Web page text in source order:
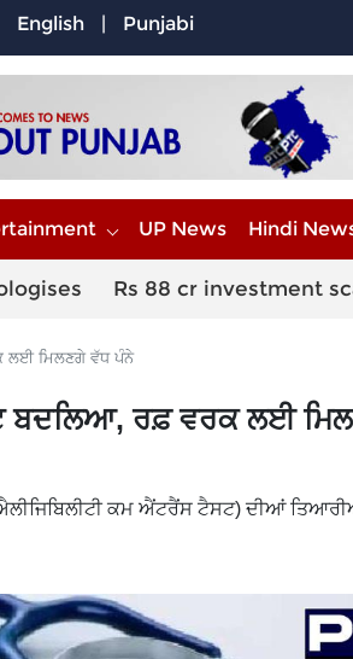
English | Punjabi
UP News Hindi
Rs 88 cr investment
ਲਈ ਮਿਲਣਗੇ ਵੱਧ ਪੰਨੇ
ਬਦਲਿਆ, ਰਫ਼ ਵਰਕ ਲਈ
ਕਮ ਐਂਟਰੈਂਸ ਟੈਸਟ) ਦੀਆਂ